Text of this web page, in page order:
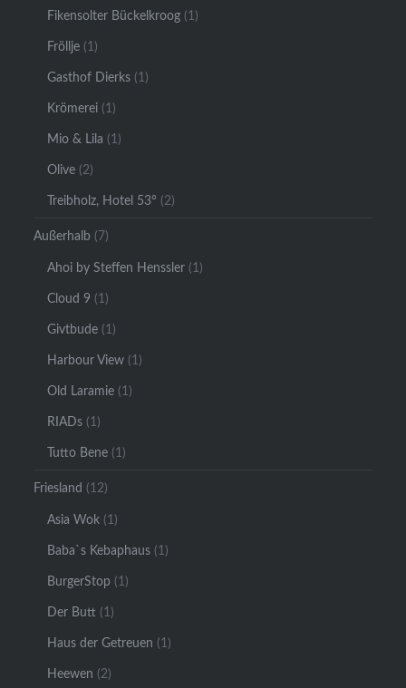
Fikensolter Bückelkroog (1)
Fröllje (1)
Gasthof Dierks (1)
Krömerei (1)
Mio & Lila (1)
Olive (2)
Treibholz, Hotel 53° (2)
Außerhalb (7)
Ahoi by Steffen Henssler (1)
Cloud 9 (1)
Givtbude (1)
Harbour View (1)
Old Laramie (1)
RIADs (1)
Tutto Bene (1)
Friesland (12)
Asia Wok (1)
Baba`s Kebaphaus (1)
BurgerStop (1)
Der Butt (1)
Haus der Getreuen (1)
Heewen (2)